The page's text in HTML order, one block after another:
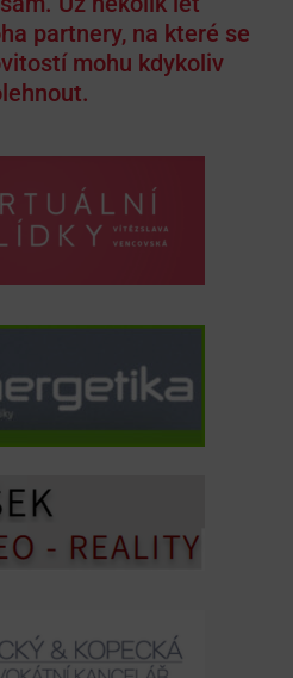
partnery, na které se
mohu kdykoliv